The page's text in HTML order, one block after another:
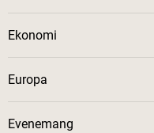
Ekonomi
Europa
Evenemang